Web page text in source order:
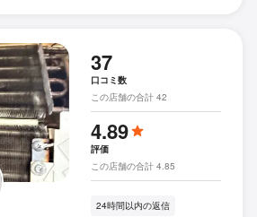
37
口コミ数
この店舗の合計 42
4.89
評価
この店舗の合計 4.85
24時間以内の返信